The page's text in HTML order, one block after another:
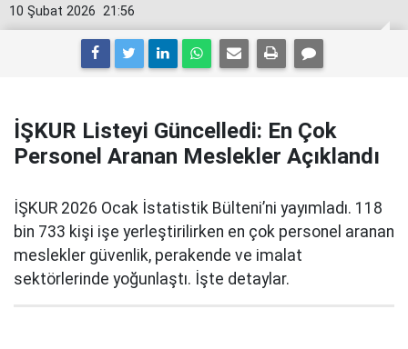
21:56
10 Şubat 2026
İŞKUR Listeyi Güncelledi: En Çok
Personel Aranan Meslekler Açıklandı
İŞKUR 2026 Ocak İstatistik Bülteni’ni yayımladı. 118
bin 733 kişi işe yerleştirilirken en çok personel aranan
meslekler güvenlik, perakende ve imalat
sektörlerinde yoğunlaştı. İşte detaylar.